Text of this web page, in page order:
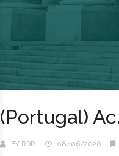
(Portugal)
BY RDR 08/06/2026